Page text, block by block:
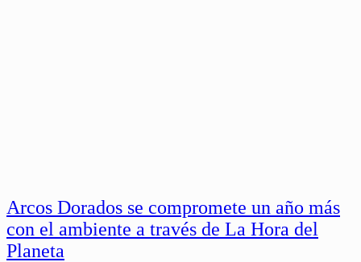
Arcos Dorados se compromete un año más
con el ambiente a través de La Hora del
Planeta